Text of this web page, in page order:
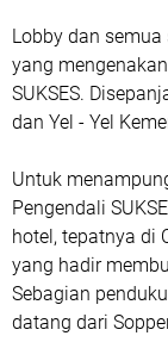
Lobby dan
yang
SUKSES.
dan Yel - Yel
Untuk
Pengendali
hotel, tepatnya di
yang hadir
Sebagian
datang dari